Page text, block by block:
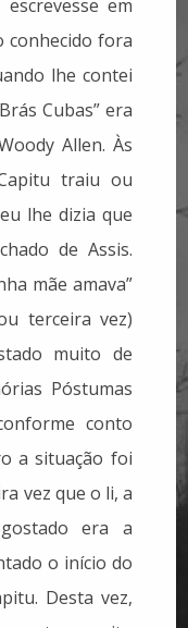
em
conhecido fora
lhe contei
Cubas” era
Allen. Às
traiu ou
lhe dizia que
de Assis.
mãe amava”
terceira vez)
muito de
Póstumas
conto
a situação foi
vez que o li, a
era a
o início do
Desta vez,